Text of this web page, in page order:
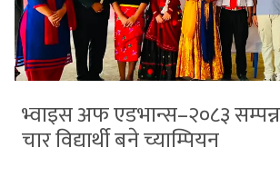
भ्वाइस अफ एडभान्स–२०८३
चार विद्यार्थी बने च्याम्पियन